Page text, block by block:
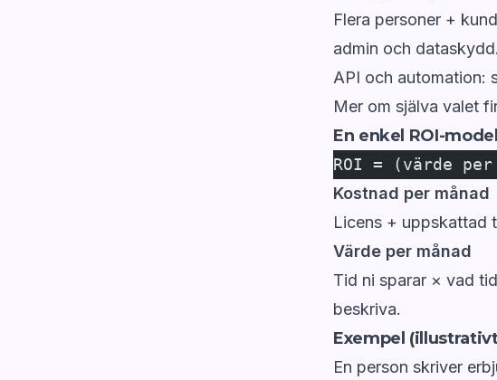
Flera personer +
admin och dataskydd.
API och automation:
Mer om själva valet
En enkel ROI-modell
ROI = (värde per
Kostnad per månad
Licens + uppskattad
Värde per månad
Tid ni sparar × vad
beskriva.
Exempel
En person skriver